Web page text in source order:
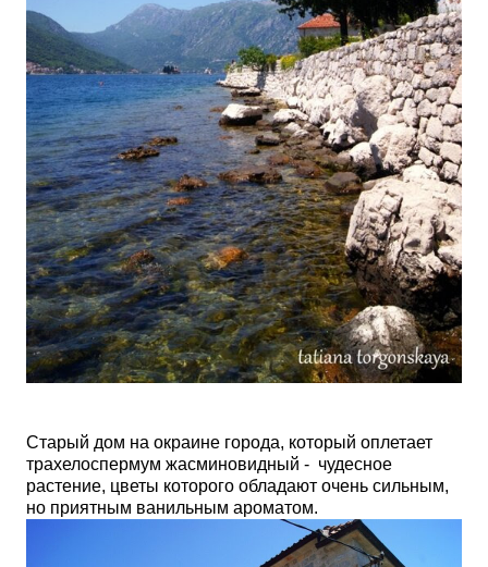
Старый дом на окраине города, который оплетает
трахелоспермум жасминовидный - чудесное
растение, цветы которого обладают очень сильным,
но приятным ванильным ароматом.